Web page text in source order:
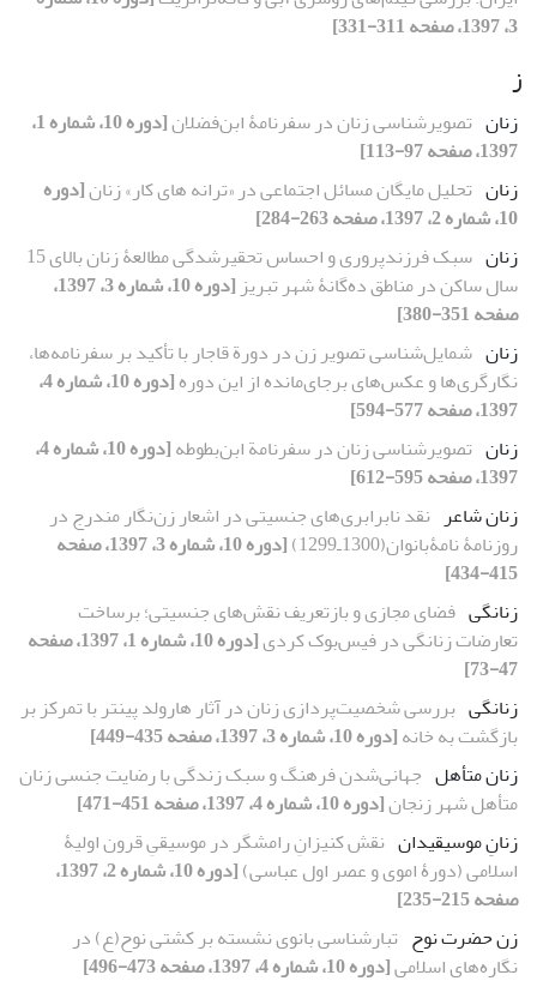
3، 1397، صفحه 311-331]
ز
زنان تصویرشناسی زنان در سفرنامۀ ابن‌فضلان
[دوره 10، شماره 1،
1397، صفحه 97-113]
زنان تحلیل مایگان مسائل اجتماعی در «ترانه‏ های کار» زنان[دوره
10، شماره 2، 1397، صفحه 263-284]
زنان
سبک‏ فرزندپروری و احساس تحقیرشدگی مطالعۀ زنان بالای 15
سال ساکن در مناطق ده‌گانۀ شهر تبریز
[دوره 10، شماره 3، 1397،
صفحه 351-380]
زنان شمایل‌شناسی تصویر زن در دورة قاجار با تأکید بر سفرنامه‌ها،
نگارگری‌ها و عکس‌های برجای‌مانده از این دوره
[دوره 10، شماره 4،
1397، صفحه 577-594]
زنان تصویرشناسی زنان در سفرنامة ابن‌بطوطه
[دوره 10، شماره 4،
1397، صفحه 595-612]
زنان شاعر نقد نابرابری‌های جنسیتی در اشعار زن‌نگار مندرج در
روزنامۀ نامۀبانوان(1300ـ1299)
[دوره 10، شماره 3، 1397، صفحه
415-434]
زنانگی فضای مجازی و بازتعریف نقش‌های جنسیتی؛ برساخت
تعارضات زنانگی در فیس‌بوک کردی
[دوره 10، شماره 1، 1397، صفحه
47-73]
زنانگی بررسی شخصیت‌پردازی زنان در آثار هارولد پینتر با تمرکز بر
بازگشت به خانه[دوره 10، شماره 3، 1397، صفحه 435-449]
زنان متأهل جهانی‌شدن فرهنگ و سبک زندگی با رضایت جنسی زنان
متأهل شهر زنجان[دوره 10، شماره 4، 1397، صفحه 451-471]
زنانِ موسیقی‏دان نقش کنیزانِ رامشگر در موسیقیِ قرون اولیۀ
اسلامی (دورۀ اموی و عصر اول عباسی)
[دوره 10، شماره 2، 1397،
صفحه 215-235]
زن حضرت نوح تبارشناسی بانوی نشسته بر کشتی نوح(ع) در
نگاره‌های اسلامی[دوره 10، شماره 4، 1397، صفحه 473-496]